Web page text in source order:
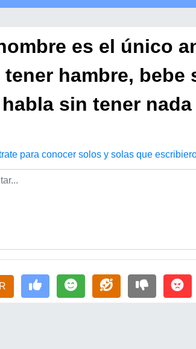
es el único
tener hambre, bebe
habla sin tener
para conocer solos y solas que